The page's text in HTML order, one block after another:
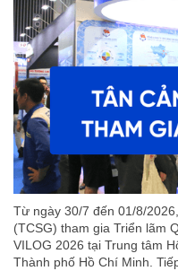
Từ ngày 30/7 đến 01/8/
(TCSG) tham gia Triển lãm
VILOG 2026 tại Trung tâm
Thành phố Hồ Chí Minh.